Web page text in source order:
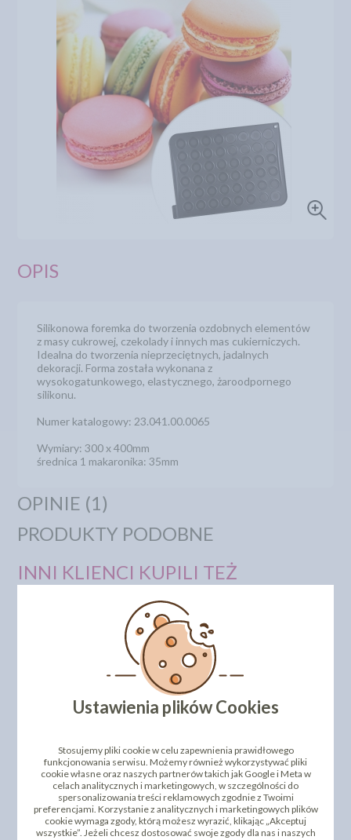
OPIS
Silikonowa foremka do tworzenia ozdobnych elementów
z masy cukrowej, czekolady i innych mas cukierniczych.
Idealna do tworzenia nieprzeciętnych, jadalnych
dekoracji. Forma została wykonana z
wysokogatunkowego, elastycznego, żaroodpornego
silikonu.
Numer katalogowy: 23.041.00.0065
Wymiary: 300 x 400mm
średnica 1 makaronika: 35mm
OPINIE (1)
PRODUKTY PODOBNE
INNI KLIENCI KUPILI TEŻ
RÓŻOWY 8G
cena:21,40 zł
DO KOSZYKA
CYTRYNOWY 8G
cena:20,90 zł
DO KOSZYKA
Ustawienia plików Cookies
Stosujemy pliki cookie w celu zapewnienia prawidłowego
funkcjonowania serwisu. Możemy również wykorzystywać pliki
cookie własne oraz naszych partnerów takich jak Google i Meta w
celach analitycznych i marketingowych, w szczególności do
spersonalizowania treści reklamowych zgodnie z Twoimi
preferencjami. Korzystanie z analitycznych i marketingowych plików
cookie wymaga zgody, którą możesz wyrazić, klikając „Akceptuj
wszystkie”. Jeżeli chcesz dostosować swoje zgody dla nas i naszych